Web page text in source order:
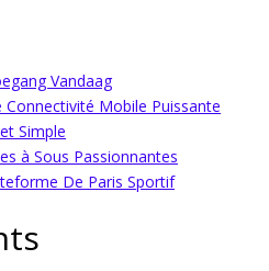
Vandaag
Mobile Puissante
Simple
à Sous Passionnantes
De Paris Sportif